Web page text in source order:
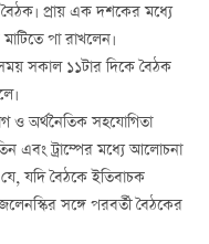
প্রায় এক দশকের মধ্যে
পা রাখলেন।
সময় সকাল ১১টার দিকে বৈঠক
ও অর্থনৈতিক সহযোগিতা
এবং ট্রাম্পের মধ্যে আলোচনা
যদি বৈঠকে ইতিবাচক
সঙ্গে পরবর্তী বৈঠকের